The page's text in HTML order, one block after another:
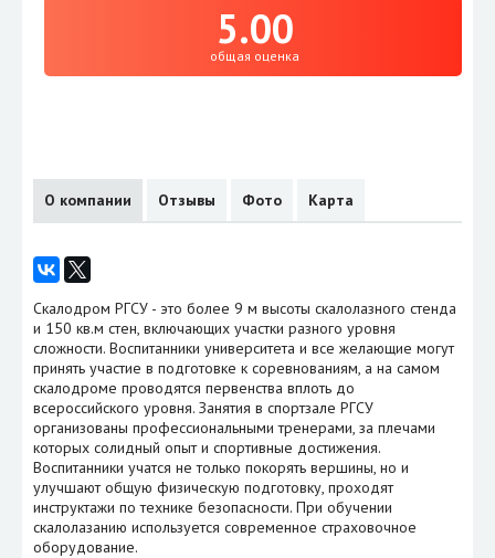
5.00
общая оценка
О компании Отзывы Фото Карта
Скалодром РГСУ - это более 9 м высоты скалолазного стенда
и 150 кв.м стен, включающих участки разного уровня
сложности. Воспитанники университета и все желающие могут
принять участие в подготовке к соревнованиям, а на самом
скалодроме проводятся первенства вплоть до
всероссийского уровня. Занятия в спортзале РГСУ
организованы профессиональными тренерами, за плечами
которых солидный опыт и спортивные достижения.
Воспитанники учатся не только покорять вершины, но и
улучшают общую физическую подготовку, проходят
инструктажи по технике безопасности. При обучении
скалолазанию используется современное страховочное
оборудование.